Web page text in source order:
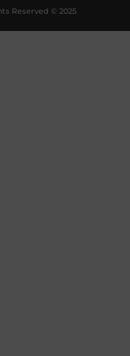
Reserved © 2025